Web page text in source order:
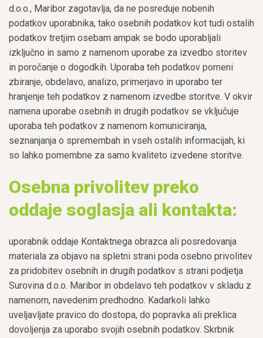
d.o.o., Maribor zagotavlja, da ne posreduje nobenih
podatkov uporabnika, tako osebnih podatkov kot tudi ostalih
podatkov tretjim osebam ampak se bodo uporabljali
izključno in samo z namenom uporabe za izvedbo storitev
in poročanje o dogodkih. Uporaba teh podatkov pomeni
zbiranje, obdelavo, analizo, primerjavo in uporabo ter
hranjenje teh podatkov z namenom izvedbe storitve. V okvir
namena uporabe osebnih in drugih podatkov se vključuje
uporaba teh podatkov z namenom komuniciranja,
seznanjanja o spremembah in vseh ostalih informacijah, ki
so lahko pomembne za samo kvaliteto izvedene storitve.
Osebna privolitev preko
oddaje soglasja ali kontakta:
uporabnik oddaje Kontaktnega obrazca ali posredovanja
materiala za objavo na spletni strani poda osebno privolitev
za pridobitev osebnih in drugih podatkov s strani podjetja
Surovina d.o.o. Maribor in obdelavo teh podatkov v skladu z
namenom, navedenim predhodno. Kadarkoli lahko
uveljavljate pravico do dostopa, do popravka ali preklica
dovoljenja za uporabo svojih osebnih podatkov. Skrbnik